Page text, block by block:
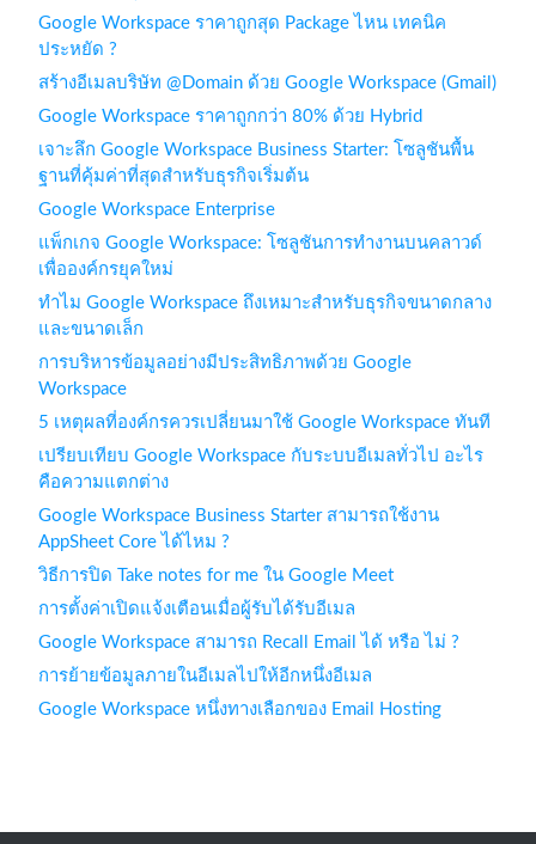
Google Workspace ราคาถูกสุด Package ไหน เทคนิค
ประหยัด ?
สร้างอีเมลบริษัท @Domain ด้วย Google Workspace (Gmail)
Google Workspace ราคาถูกกว่า 80% ด้วย Hybrid
เจาะลึก Google Workspace Business Starter: โซลูชันพื้น
ฐานที่คุ้มค่าที่สุดสำหรับธุรกิจเริ่มต้น
Google Workspace Enterprise
แพ็กเกจ Google Workspace: โซลูชันการทำงานบนคลาวด์
เพื่อองค์กรยุคใหม่
ทำไม Google Workspace ถึงเหมาะสำหรับธุรกิจขนาดกลาง
และขนาดเล็ก
การบริหารข้อมูลอย่างมีประสิทธิภาพด้วย Google
Workspace
5 เหตุผลที่องค์กรควรเปลี่ยนมาใช้ Google Workspace ทันที
เปรียบเทียบ Google Workspace กับระบบอีเมลทั่วไป อะไร
คือความแตกต่าง
Google Workspace Business Starter สามารถใช้งาน
AppSheet Core ได้ไหม ?
วิธีการปิด Take notes for me ใน Google Meet
การตั้งค่าเปิดแจ้งเตือนเมื่อผู้รับได้รับอีเมล
Google Workspace สามารถ Recall Email ได้ หรือ ไม่ ?
การย้ายข้อมูลภายในอีเมลไปให้อีกหนึ่งอีเมล
Google Workspace หนึ่งทางเลือกของ Email Hosting